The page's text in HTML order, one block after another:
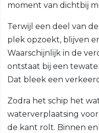
moment van dichtbij
Terwijl een deel van
plek opzoekt, blijven
Waarschijnlijk in de
ontstaat bij een
Dat bleek een
Zodra het schip het
waterverplaatsing
de kant rolt. Binnen